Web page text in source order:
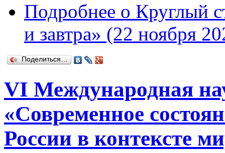
Подробнее о Круглый
и завтра» (22 ноября
Поделиться…
VI Международная
«Современное
России в контексте